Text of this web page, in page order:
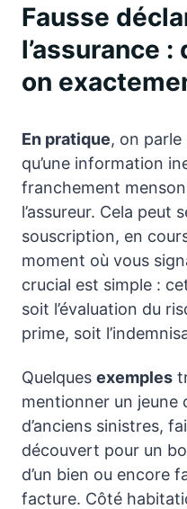
Fausse
l’assurance
on
En pratique, on
qu’une information
franchement
l’assureur. Cela peut
souscription, en
moment où vous
crucial est simple :
soit l’évaluation du
prime, soit
Quelques exemples
mentionner un jeune
d’anciens sinistres,
découvert pour un
d’un bien ou encore
facture. Côté